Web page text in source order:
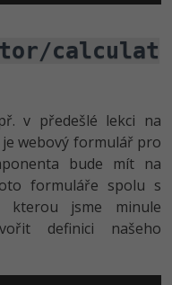
calculat
v předešlé lekci na
webový formulář pro
bude mít na
formuláře spolu s
kterou jsme minule
definici našeho